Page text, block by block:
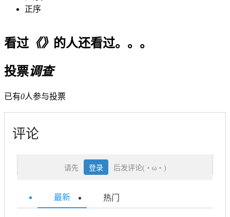
正序
看过《》 的人还看过。。。
投票调查
已有0人参与投票
评论
请先 登录 后发评论(・ω・)
最新 热门